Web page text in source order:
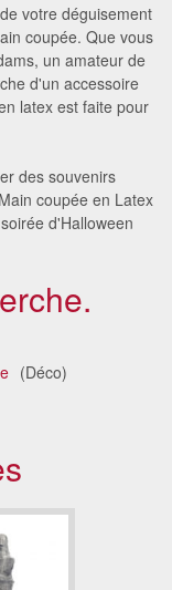
votre déguisement
coupée. Que vous
un amateur de
d'un accessoire
latex est faite pour
des souvenirs
coupée en Latex
d'Halloween
(Déco)